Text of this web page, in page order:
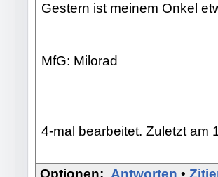
Gestern ist meinem Onkel
MfG: Milorad
4-mal bearbeitet. Zuletzt am
Optionen: Antworten •